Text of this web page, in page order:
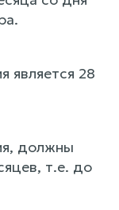
является 28
должны
т.е. до